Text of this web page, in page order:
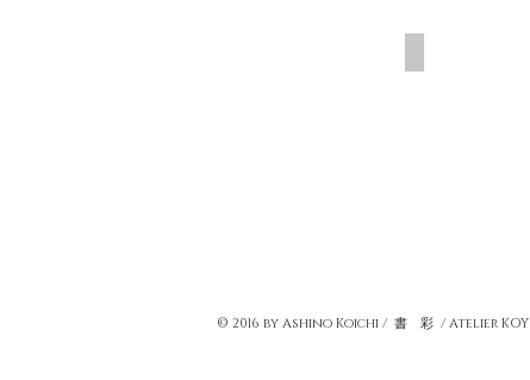
© 2016 by Ashino Koichi / 書 彩 / Atelier KOY